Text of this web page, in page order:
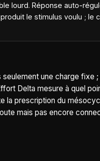
lourd. Réponse auto-
le stimulus voulu ; le
une charge fixe
Delta mesure à quel
la prescription du
mais pas encore